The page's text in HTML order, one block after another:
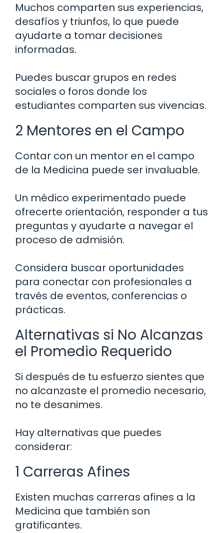
Muchos comparten sus experiencias,
desafíos y triunfos, lo que puede
ayudarte a tomar decisiones
informadas.
Puedes buscar grupos en redes
sociales o foros donde los
estudiantes comparten sus vivencias.
2 Mentores en el Campo
Contar con un mentor en el campo
de la Medicina puede ser invaluable.
Un médico experimentado puede
ofrecerte orientación, responder a tus
preguntas y ayudarte a navegar el
proceso de admisión.
Considera buscar oportunidades
para conectar con profesionales a
través de eventos, conferencias o
prácticas.
Alternativas si No Alcanzas
el Promedio Requerido
Si después de tu esfuerzo sientes que
no alcanzaste el promedio necesario,
no te desanimes.
Hay alternativas que puedes
considerar:
1 Carreras Afines
Existen muchas carreras afines a la
Medicina que también son
gratificantes.